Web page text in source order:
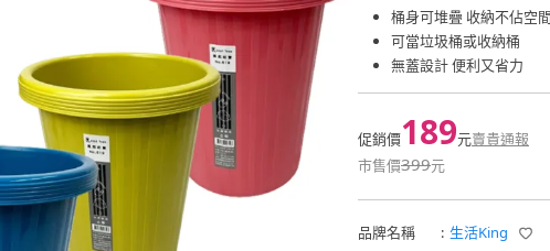
桶身可堆疊 收納不佔空
可當垃圾桶或收納桶
無蓋設計 便利又省力
促銷價189元賣貴通報
市售價399元
品牌名稱 : 生活King